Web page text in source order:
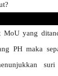
MoU yang
PH maka